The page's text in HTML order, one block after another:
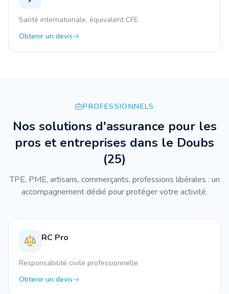
Santé internationale, équivalent CFE
Obtenir un devis
PROFESSIONNELS
Nos solutions d'assurance pour les
pros et entreprises dans le Doubs
(25)
TPE, PME, artisans, commerçants, professions libérales : un
accompagnement dédié pour protéger votre activité.
RC Pro
Responsabilité civile professionnelle
Obtenir un devis